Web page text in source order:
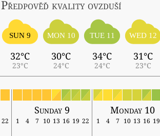
Předpověď kvality ovzduší
SUN 9
32°C
23°C
MON 10
30°C
24°C
TUE 11
34°C
24°C
WED 12
31°C
23°C
Sunday 9 Monday 10
22 1 4 7 10 13 16 19 22 1 4 7 10 13 16 19